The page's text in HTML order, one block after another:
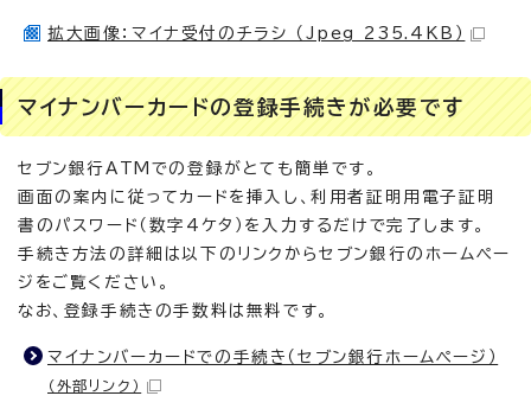
拡大画像：マイナ受付のチラシ （Jpeg 235.4KB）
マイナンバーカードの登録手続きが必要です
セブン銀行ATMでの登録がとても簡単です。
画面の案内に従ってカードを挿入し、利用者証明用電子証明
書のパスワード（数字4ケタ）を入力するだけで完了します。
手続き方法の詳細は以下のリンクからセブン銀行のホームペー
ジをご覧ください。
なお、登録手続きの手数料は無料です。
マイナンバーカードでの手続き（セブン銀行ホームページ）
（外部リンク）